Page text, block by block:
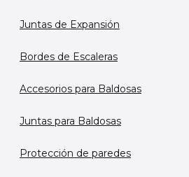
Juntas de Expansión
Bordes de Escaleras
Accesorios para Baldosas
Juntas para Baldosas
Protección de paredes